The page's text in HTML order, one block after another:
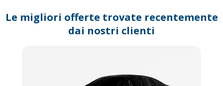
dates.
Le migliori offerte trovate recentemente
dai nostri clienti